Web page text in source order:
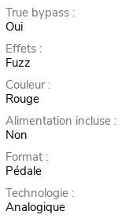
True bypass :
Oui
Effets :
Fuzz
Couleur :
Rouge
Alimentation incluse :
Non
Format :
Pédale
Technologie :
Analogique